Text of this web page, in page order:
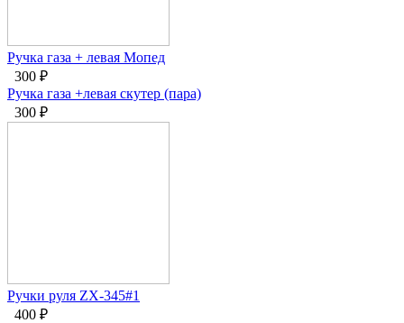
Ручка газа + левая Мопед
300 ₽
Ручка газа +левая скутер (пара)
300 ₽
Ручки руля ZX-345#1
400 ₽